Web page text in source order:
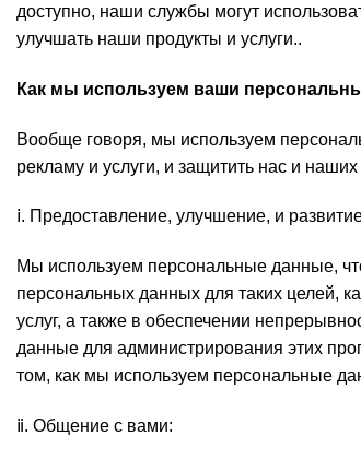
доступно, наши службы могут
улучшать наши продукты и услуги..
Как мы используем ваши
Вообще говоря, мы используем
рекламу и услуги, и защитить нас и наших
ⅰ. Предоставление, улучшение, и
Мы используем персональные данные,
персональных данных для таких целей,
услуг, а также в обеспечении
данные для администрирования этих
том, как мы используем персональные
ⅱ. Общение с вами: